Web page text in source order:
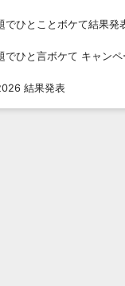
でひとことボケて結果発
でひと言ボケて キャンペ
結果発表